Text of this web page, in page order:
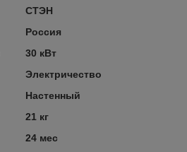
СТЭН
Россия
30 кВт
Электричество
Настенный
21 кг
24 мес